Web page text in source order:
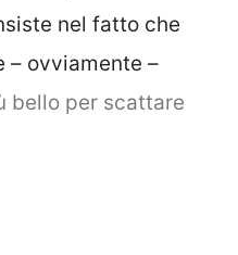
nel fatto che
– ovviamente –
bello per scattare